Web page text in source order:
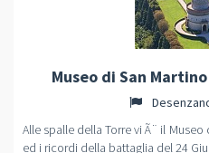
Museo di San
Alle spalle della Torre vi Ã¨ il
ed i ricordi della battaglia del 24